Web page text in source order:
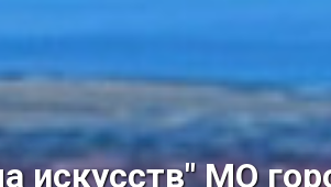
искусств" МО